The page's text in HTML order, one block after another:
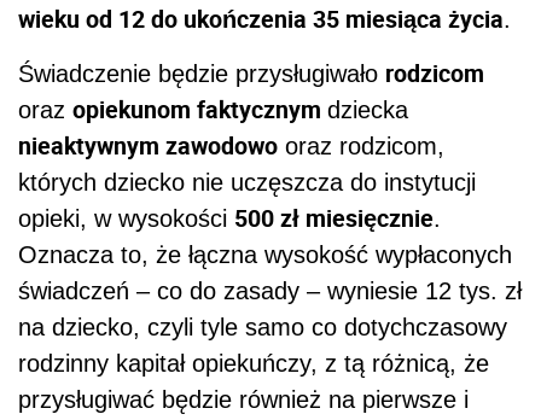
wieku od 12 do ukończenia 35 miesiąca życia.
Świadczenie będzie przysługiwało rodzicom
oraz opiekunom faktycznym dziecka
nieaktywnym zawodowo oraz rodzicom,
których dziecko nie uczęszcza do instytucji
opieki, w wysokości 500 zł miesięcznie.
Oznacza to, że łączna wysokość wypłaconych
świadczeń – co do zasady – wyniesie 12 tys. zł
na dziecko, czyli tyle samo co dotychczasowy
rodzinny kapitał opiekuńczy, z tą różnicą, że
przysługiwać będzie również na pierwsze i